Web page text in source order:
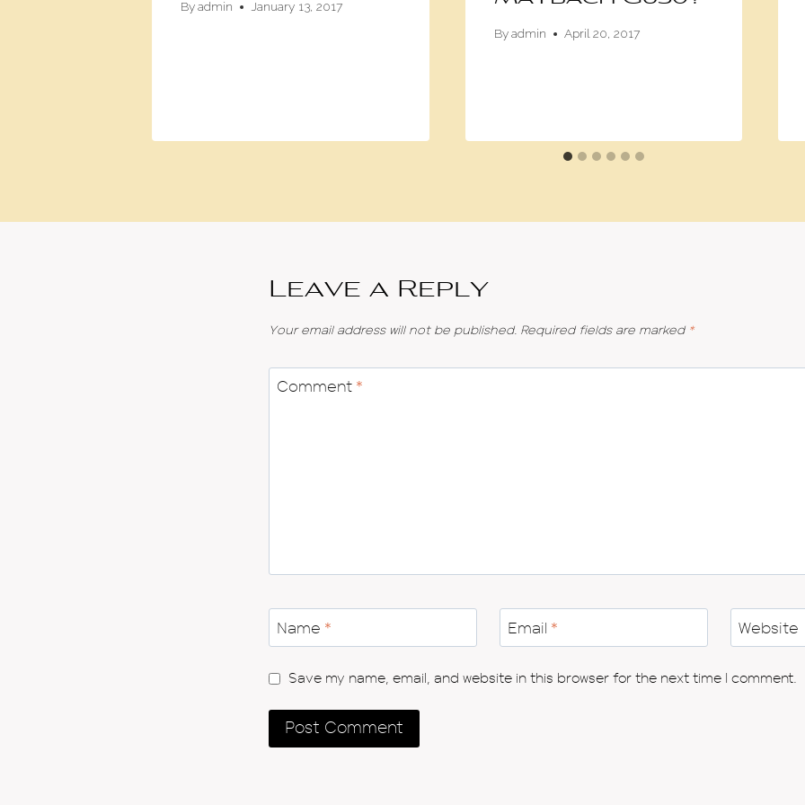
Byadmin January 13, 2017
By admin April 20, 2017
Leave a Reply
Your email address will not be published. Required fields are marked *
Comment *
Name * Email * Website
Save my name, email, and website in this browser for the next time I comment.